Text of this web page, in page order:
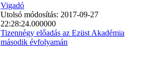
Vigadó
Utolsó módosítás: 2017-09-27
22:28:24.000000
Tizennégy előadás az Ezüst Akadémia
második évfolyamán